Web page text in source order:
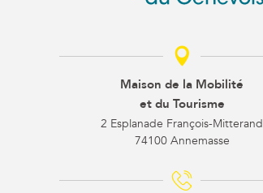
Maison de la Mobilité
et du Tourisme
2 Esplanade François-Mitterand
74100 Annemasse